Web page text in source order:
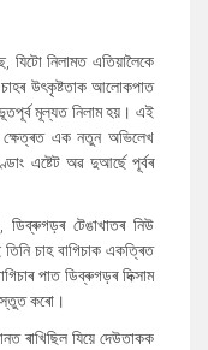
যিটো নিলামত এতিয়ালৈকে
উৎকৃষ্টতাক আলোকপাত
মূল্যত নিলাম হয়। এই
ক্ষেত্ৰত এক নতুন অভিলেখ
এষ্টেট অৱ দুআৰ্ছে পূৰ্বৰ
ডিব্ৰুগড়ৰ টেঙাখাতৰ নিউ
চাহ বাগিচাক একত্ৰিত
পাত ডিব্ৰুগড়ৰ দিক্সাম
কৰো।
ৰাখিছিল যিয়ে দেউতাকক